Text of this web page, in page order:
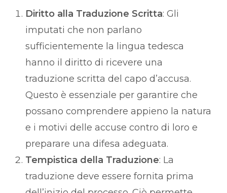
Diritto alla Traduzione Scritta: Gli
imputati che non parlano
sufficientemente la lingua tedesca
hanno il diritto di ricevere una
traduzione scritta del capo d’accusa.
Questo è essenziale per garantire che
possano comprendere appieno la natura
e i motivi delle accuse contro di loro e
preparare una difesa adeguata.
Tempistica della Traduzione: La
traduzione deve essere fornita prima